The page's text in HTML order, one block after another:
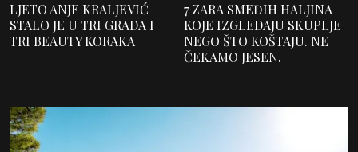
LJETO ANJE KRALJEVIĆ
STALO JE U TRI GRADA I
TRI BEAUTY KORAKA
7 ZARA SMEĐIH HALJINA
KOJE IZGLEDAJU SKUPLJE
NEGO ŠTO KOŠTAJU. NE
ČEKAMO JESEN.